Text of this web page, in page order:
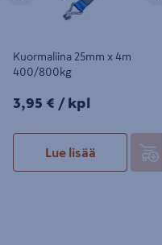
Kuormaliina 25mm x 4m
400/800kg
3,95€/kpl
3,95 € / kpl
Lue lisää